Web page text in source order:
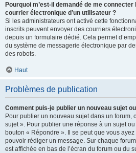
Pourquoi m’est-il demandé de me
courrier électronique d’un utilisateur ?
Si les administrateurs ont activé cette
inscrits peuvent envoyer des courriers
depuis un formulaire dédié. Cela permet
du système de messagerie électronique par
des robots.
Haut
Problèmes de publication
Comment puis-je publier un nouveau sujet
Pour publier un nouveau sujet dans un forum,
sujet ». Pour publier une réponse à un sujet
bouton « Répondre ». Il se peut que vous
pouvoir rédiger un message. Sur chaque
est affichée en bas de l’écran du forum ou du